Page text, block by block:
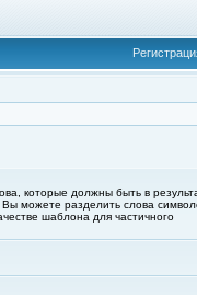
которые должны быть в
Вы можете разделить слова
шаблона для частичного